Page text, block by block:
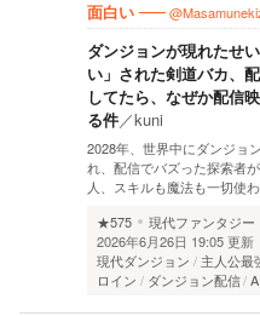
面白い
ダンジョンが現れたせ
い」された剣道バカ、
してたら、なぜか配信
る件／kuni
2028年、世界中にダンジョ
れ、配信でバズった探索者
人、スキルも魔法も一切使
★575
現代ファンタジー
2026年6月26日 19:05 更新
現代ダンジョン
主人公最
ロイン
ダンジョン配信